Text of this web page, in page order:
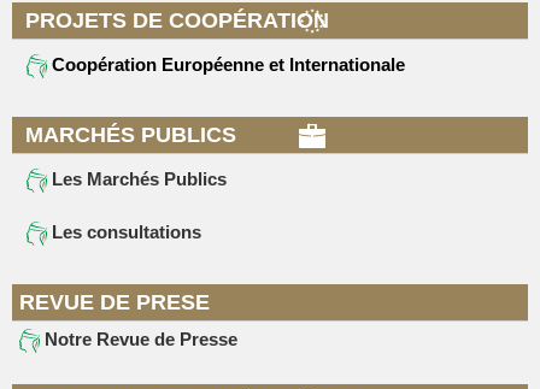
PROJETS DE COOPÉRATION
Coopération Européenne et Internationale
MARCHÉS PUBLICS
Les Marchés Publics
Les consultations
REVUE DE PRESE
Notre Revue de Presse